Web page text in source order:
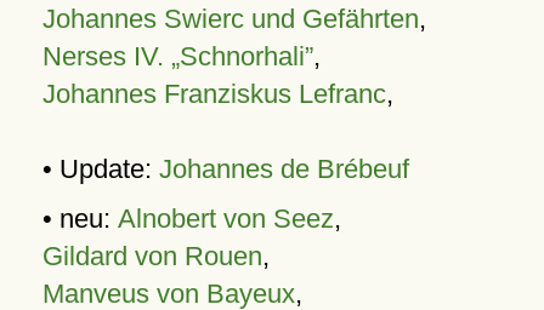
Johannes Swierc und Gefährten,
Nerses IV. „Schnorhali”,
Johannes Franziskus Lefranc,
• Update: Johannes de Brébeuf
• neu: Alnobert von Seez,
Gildard von Rouen,
Manveus von Bayeux,